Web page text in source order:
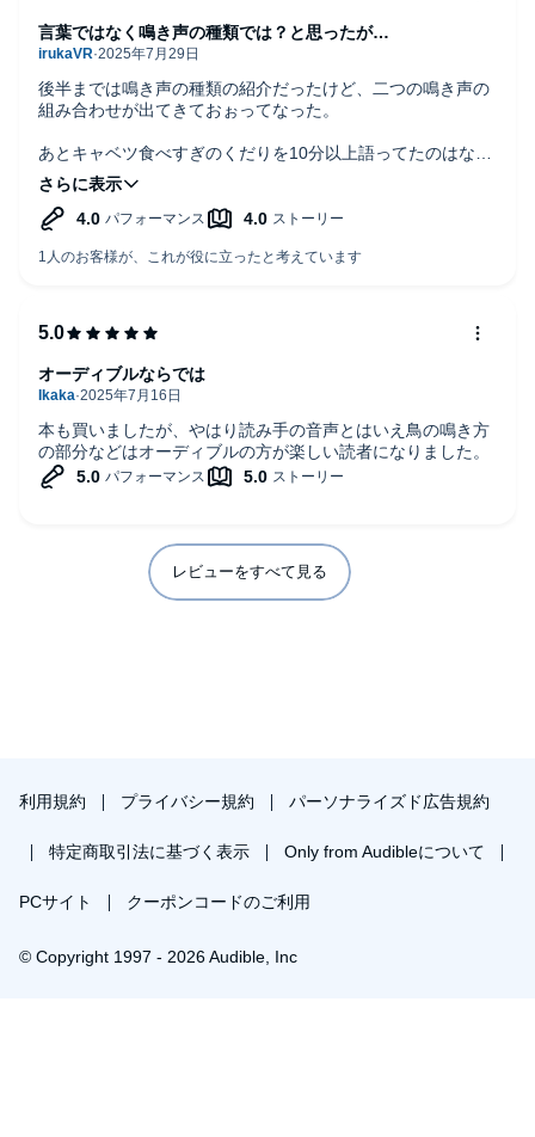
後半までは鳴き声の種類の紹介だったけど、二つの鳴き声の
組み合わせが出てきておぉってなった。
あとキャベツ食べすぎのくだりを10分以上語ってたのはなん
だったんだった…なにかに繋がるかと思ってたのに
言葉ではなく鳴き声の種類では？と思ったが…
本も買いましたが、やはり読み手の音声とはいえ鳥の鳴き方
の部分などはオーディブルの方が楽しい読者になりました。
オーディブルならでは
レビューをすべて見る
利用規約 プライバシー規約 パーソナライズド広告規約
特定商取引法に基づく表示 Only from Audibleについて
PCサイト クーポンコードのご利用
© Copyright 1997 - 2026 Audible, Inc